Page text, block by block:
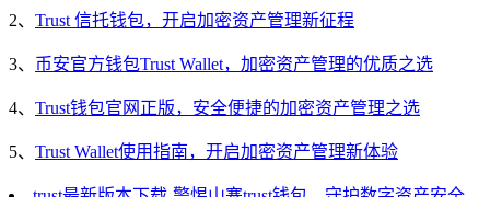
2、 Trust 信托钱包，开启加密资产管理新征程
3、 币安官方钱包Trust Wallet，加密资产管理的优质之选
4、 Trust钱包官网正版，安全便捷的加密资产管理之选
5、 Trust Wallet使用指南，开启加密资产管理新体验